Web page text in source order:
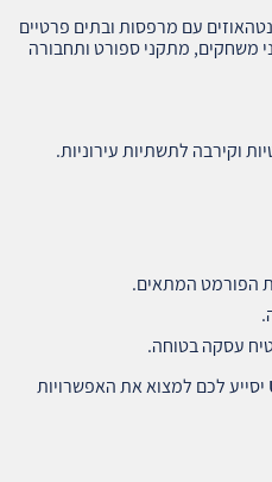
עם מרפסות ובתים פרטיים
משחקים, מתקני ספורט ותחבורה
וקירבה לתשתיות עירוניות.
הפורמט המתאים.
יסייע לכם למצוא את האפשרויות